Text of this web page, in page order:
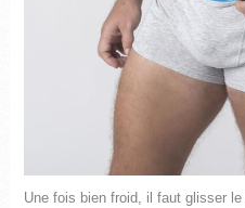
Une fois bien froid, il faut glisser